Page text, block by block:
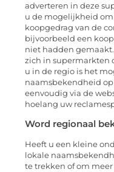
adverteren in deze
u de mogelijkheid
koopgedrag van de
bijvoorbeeld een
niet hadden
zich in supermarkten
u in de regio is het
naamsbekendheid
eenvoudig via de
hoelang uw
Word regionaal
Heeft u een kleine
lokale
te trekken of om